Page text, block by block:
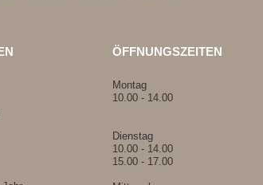
ÖFFNUNGSZEITEN
Montag
10.00 - 14.00
Dienstag
10.00 - 14.00
15.00 - 17.00